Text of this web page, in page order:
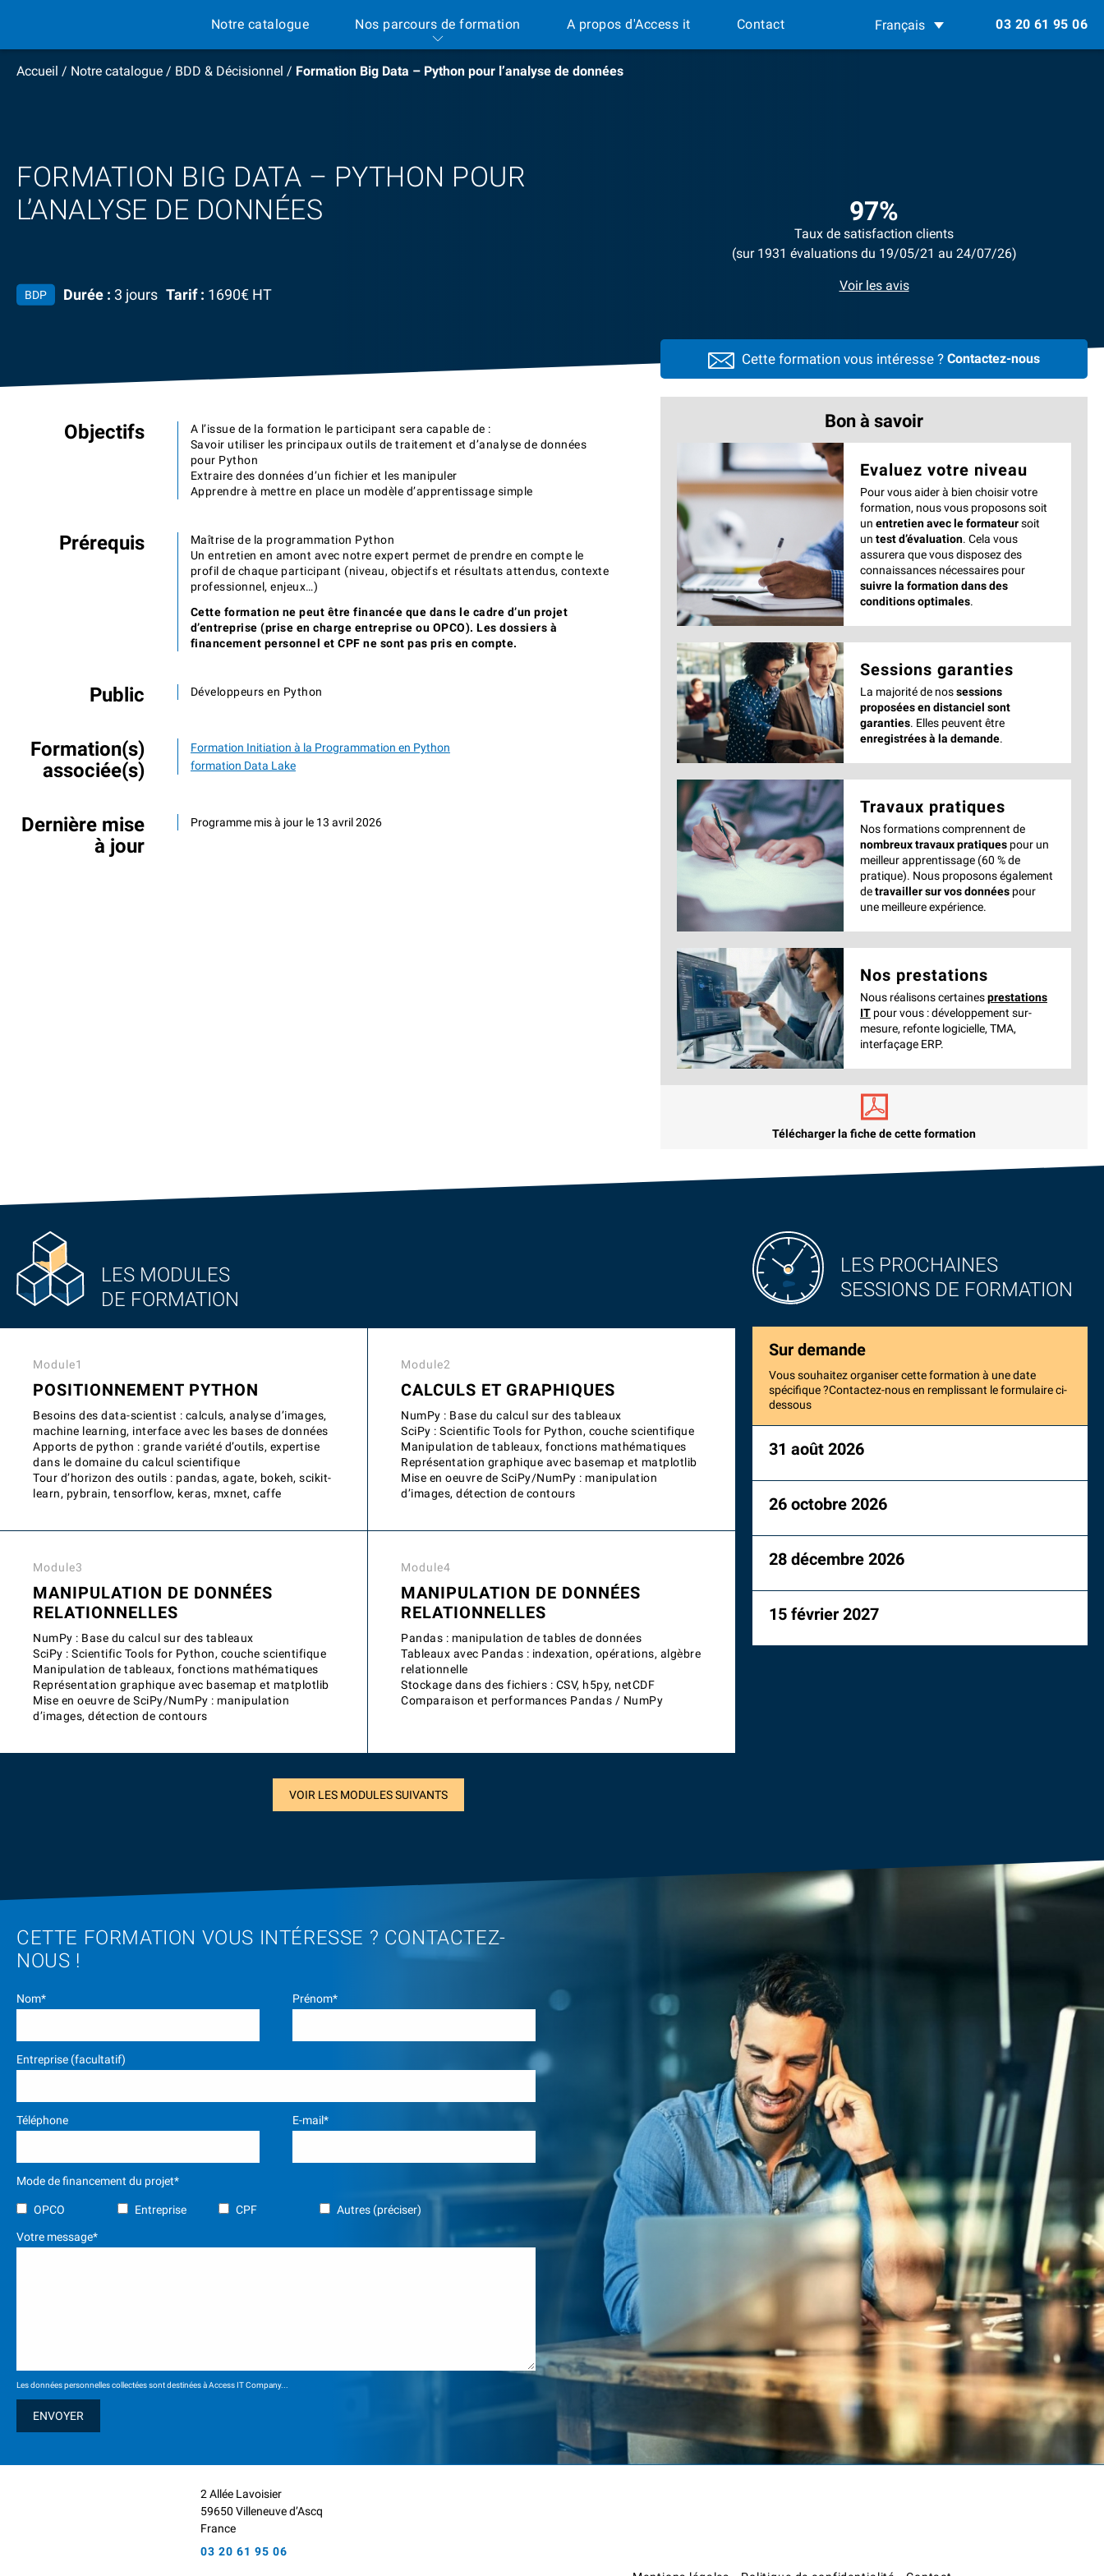
Notre catalogue Nos parcours de formation A propos d'Access it Contact 03 20 61 95 06
Français
Accueil / Notre catalogue / BDD & Décisionnel / Formation Big Data – Python pour l’analyse de données
FORMATION BIG DATA – PYTHON POUR
L’ANALYSE DE DONNÉES
BDP Durée : 3 jours Tarif : 1690€ HT
97%
Taux de satisfaction clients
(sur 1931 évaluations du 19/05/21 au 24/07/26)
Voir les avis
Objectifs
A l’issue de la formation le participant sera capable de :
Savoir utiliser les principaux outils de traitement et d’analyse de données
pour Python
Extraire des données d’un fichier et les manipuler
Apprendre à mettre en place un modèle d’apprentissage simple
Prérequis
Maîtrise de la programmation Python
Un entretien en amont avec notre expert permet de prendre en compte le
profil de chaque participant (niveau, objectifs et résultats attendus, contexte
professionnel, enjeux…)
Cette formation ne peut être financée que dans le cadre d’un projet
d’entreprise (prise en charge entreprise ou OPCO). Les dossiers à
financement personnel et CPF ne sont pas pris en compte.
Public Développeurs en Python
Formation(s)
associée(s)
Formation Initiation à la Programmation en Python
formation Data Lake
Dernière mise
à jour
Programme mis à jour le 13 avril 2026
Cette formation vous intéresse ? Contactez-nous
Bon à savoir
Evaluez votre niveau
Pour vous aider à bien choisir votre
formation, nous vous proposons soit
un entretien avec le formateursoit
un test d’évaluation. Cela vous
assurera que vous disposez des
connaissances nécessaires pour
suivre la formation dans des
conditions optimales.
Sessions garanties
La majorité de nossessions
proposées en distanciel sont
garanties. Elles peuvent être
enregistrées à la demande.
Travaux pratiques
Nos formations comprennent de
nombreux travaux pratiquespour un
meilleur apprentissage (60 % de
pratique). Nous proposons également
detravailler sur vos donnéespour
une meilleure expérience.
Nos prestations
Nous réalisons certainesprestations
ITpour vous : développement sur-
mesure, refonte logicielle, TMA,
interfaçage ERP.
Télécharger la fiche de cette formation
LES MODULES
DE FORMATION
Module1
POSITIONNEMENT PYTHON
Besoins des data-scientist : calculs, analyse d’images,
machine learning, interface avec les bases de données
Apports de python : grande variété d’outils, expertise
dans le domaine du calcul scientifique
Tour d’horizon des outils : pandas, agate, bokeh, scikit-
learn, pybrain, tensorflow, keras, mxnet, caffe
Module2
CALCULS ET GRAPHIQUES
NumPy : Base du calcul sur des tableaux
SciPy : Scientific Tools for Python, couche scientifique
Manipulation de tableaux, fonctions mathématiques
Représentation graphique avec basemap et matplotlib
Mise en oeuvre de SciPy/NumPy : manipulation
d’images, détection de contours
Module3
MANIPULATION DE DONNÉES
RELATIONNELLES
NumPy : Base du calcul sur des tableaux
SciPy : Scientific Tools for Python, couche scientifique
Manipulation de tableaux, fonctions mathématiques
Représentation graphique avec basemap et matplotlib
Mise en oeuvre de SciPy/NumPy : manipulation
d’images, détection de contours
Module4
MANIPULATION DE DONNÉES
RELATIONNELLES
Pandas : manipulation de tables de données
Tableaux avec Pandas : indexation, opérations, algèbre
relationnelle
Stockage dans des fichiers : CSV, h5py, netCDF
Comparaison et performances Pandas / NumPy
VOIR LES MODULES SUIVANTS
LES PROCHAINES
SESSIONS DE FORMATION
Sur demande
Vous souhaitez organiser cette formation à une date
spécifique ?Contactez-nous en remplissant le formulaire ci-
dessous
31 août 2026
26 octobre 2026
28 décembre 2026
15 février 2027
CETTE FORMATION VOUS INTÉRESSE ? CONTACTEZ-
NOUS !
Nom* Prénom*
Entreprise (facultatif)
Téléphone E-mail*
Mode de financement du projet*
OPCO Entreprise CPF Autres (préciser)
Votre message*
Les données personnelles collectées sont destinées à Access IT Company...
2 Allée Lavoisier
59650 Villeneuve d’Ascq
France
03 20 61 95 06